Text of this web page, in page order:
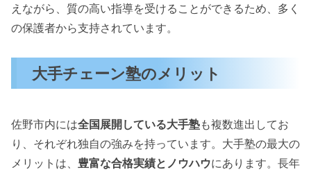
えながら、質の高い指導を受けることができるため、多く
の保護者から支持されています。
大手チェーン塾のメリット
佐野市内には全国展開している大手塾も複数進出してお
り、それぞれ独自の強みを持っています。大手塾の最大の
メリットは、 豊富な合格実績とノウハウにあります。長年